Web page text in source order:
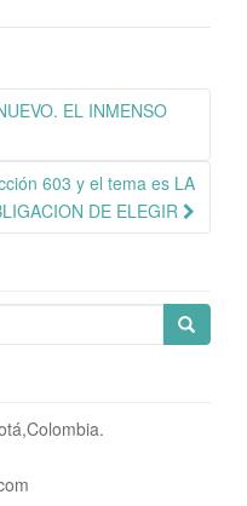
EL INMENSO
603 y el tema es LA
DE ELEGIR